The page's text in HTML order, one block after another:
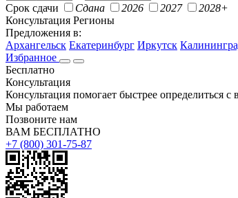
Срок сдачи
Сдана 2026 2027
2028+
Консультация Регионы
Предложения в:
Архангельск Екатеринбург Иркутск
Избранное
Бесплатно
Консультация
Консультация помогает быстрее определиться с
Мы работаем
Позвоните нам
ВАМ БЕСПЛАТНО
+7 (800) 301-75-87